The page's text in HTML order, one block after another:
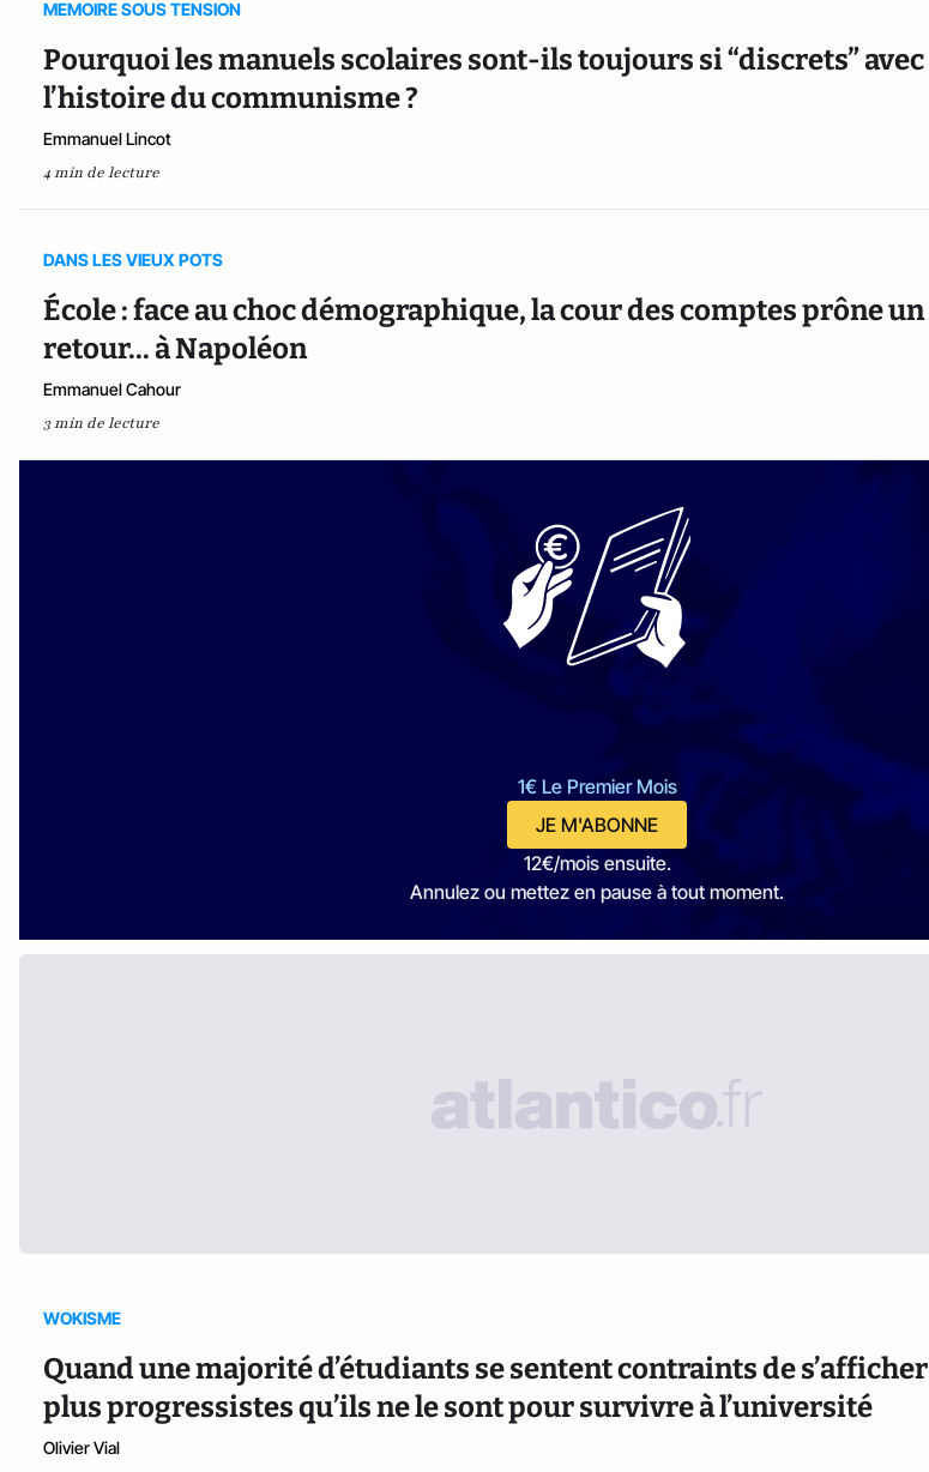
MEMOIRE SOUS TENSION
Pourquoi les manuels scolaires sont-ils toujours si “discrets” avec
l’histoire du communisme ?
Emmanuel Lincot
4 min de lecture
DANS LES VIEUX POTS
École : face au choc démographique, la cour des comptes prône un
retour... à Napoléon
Emmanuel Cahour
3 min de lecture
1€ Le Premier Mois
JE M'ABONNE
12€/mois ensuite.
Annulez ou mettez en pause à tout moment.
WOKISME
Quand une majorité d’étudiants se sentent contraints de s’afficher
plus progressistes qu’ils ne le sont pour survivre à l’université
Olivier Vial